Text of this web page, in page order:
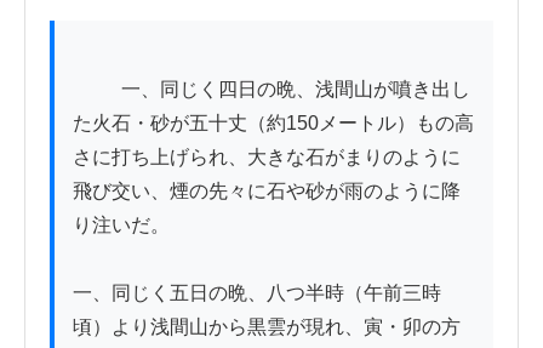
た火石・砂が五十丈（約150メートル）もの高
さに打ち上げられ、大きな石がまりのように
飛び交い、煙の先々に石や砂が雨のように降
り注いだ。
一、同じく五日の晩、八つ半時（午前三時
頃）より浅間山から黒雲が現れ、寅・卯の方